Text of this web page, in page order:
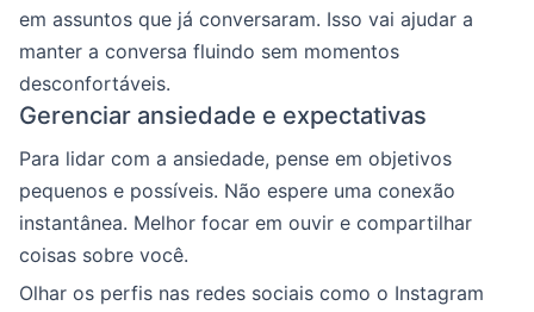
em assuntos que já conversaram. Isso vai ajudar a
manter a conversa fluindo sem momentos
desconfortáveis.
Gerenciar ansiedade e expectativas
Para lidar com a ansiedade, pense em objetivos
pequenos e possíveis. Não espere uma conexão
instantânea. Melhor focar em ouvir e compartilhar
coisas sobre você.
Olhar os perfis nas redes sociais como o Instagram